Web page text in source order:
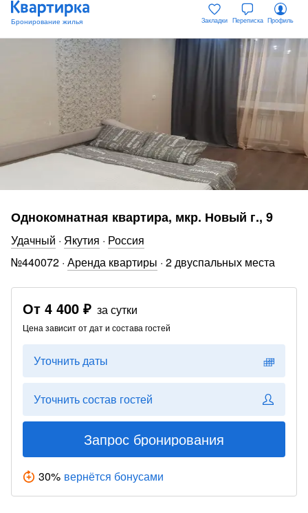
Закладки Переписка Профиль
Однокомнатная квартира, мкр. Новый г., 9
Удачный · Якутия · Россия
№440072 · Аренда квартиры · 2 двуспальных места
От 4 400 ₽ за сутки
Цена зависит от дат и состава гостей
Уточнить даты
Уточнить состав гостей
Запрос бронирования
30% вернётся бонусами